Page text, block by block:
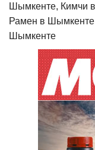
Шымкенте, Кимчи
Рамен в
Шымкенте